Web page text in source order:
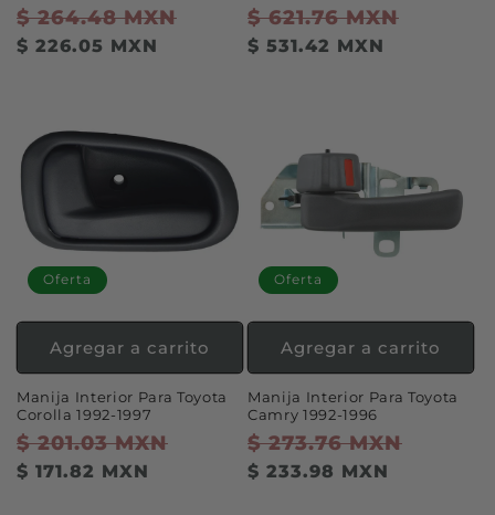
Precio
habitual
$ 264.48 MXN
Precio
$ 226.05 MXN
Precio
habitual
$ 621.76 MXN
$ 531.42 MXN
Oferta
Manija Interior Para Toyota
Corolla 1992-1997
Precio
habitual
$ 201.03 MXN
$ 171.82 MXN
Agregar a carrito
Oferta
Manija Interior Para Toyota
Camry 1992-1996
Precio
habitual
$ 273.76 MXN
$ 233.98 MXN
Agregar a carrito